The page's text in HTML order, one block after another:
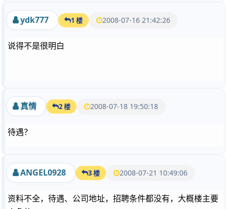
ydk777 1 楼 2008-07-16 21:42:26
说得不是很明白
真情 2 楼 2008-07-18 19:50:18
待遇？
ANGEL0928 3 楼 2008-07-21 10:49:06
资料不全，待遇、公司地址，招聘条件都没有，大概楼主要